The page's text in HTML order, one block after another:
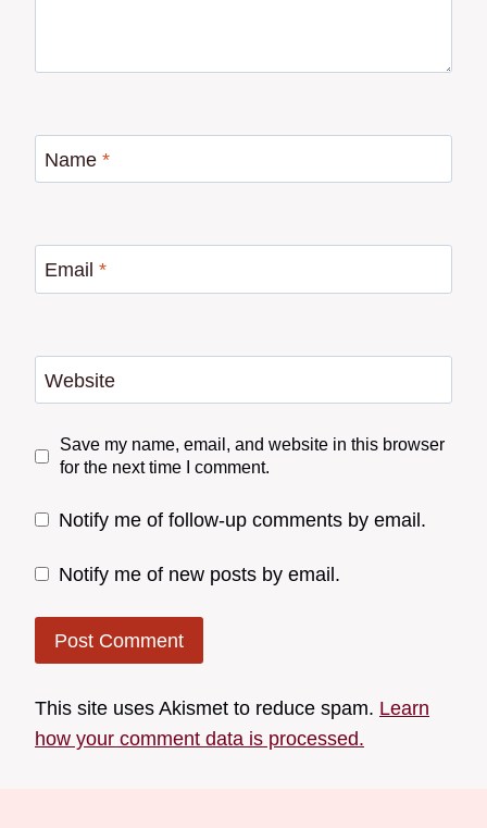
Name *
Email *
Website
Save my name, email, and website in this browser
for the next time I comment.
Notify me of follow-up comments by email.
Notify me of new posts by email.
This site uses Akismet to reduce spam. Learn
how your comment data is processed.